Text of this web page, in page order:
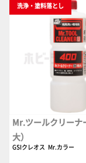
洗浄・塗料落とし
Mr.ツールクリーナ
大）
GSIクレオス Mr.カラー